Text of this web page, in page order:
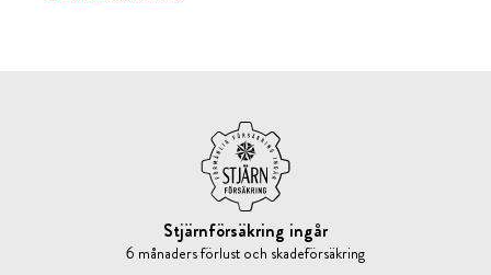
Stjärnförsäkring ingår
6 månaders förlust och skadeförsäkring